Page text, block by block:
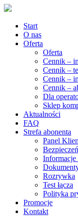
Start
O nas
Oferta
Oferta
Cennik –
Cennik –
Cennik –
Cennik –
Dla
Sklep
Aktualności
FAQ
Strefa abonenta
Panel
Informacje
Rozrywka
Test łącza
Polityka
Promocje
Kontakt